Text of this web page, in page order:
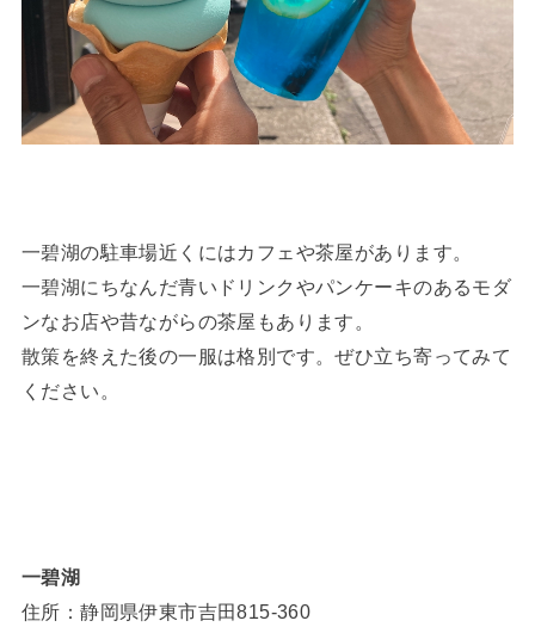
一碧湖の駐車場近くにはカフェや茶屋があります。
一碧湖にちなんだ青いドリンクやパンケーキのあるモダ
ンなお店や昔ながらの茶屋もあります。
散策を終えた後の一服は格別です。ぜひ立ち寄ってみて
ください。
一碧湖
住所：静岡県伊東市吉田815-360